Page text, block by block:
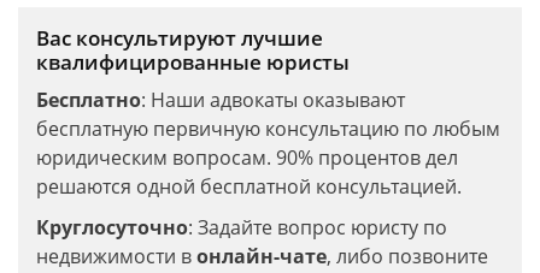
Вас консультируют лучшие
квалифицированные юристы
Бесплатно: Наши адвокаты оказывают
бесплатную первичную консультацию по любым
юридическим вопросам. 90% процентов дел
решаются одной бесплатной консультацией.
Круглосуточно: Задайте вопрос юристу по
недвижимости вонлайн-чате, либо позвоните